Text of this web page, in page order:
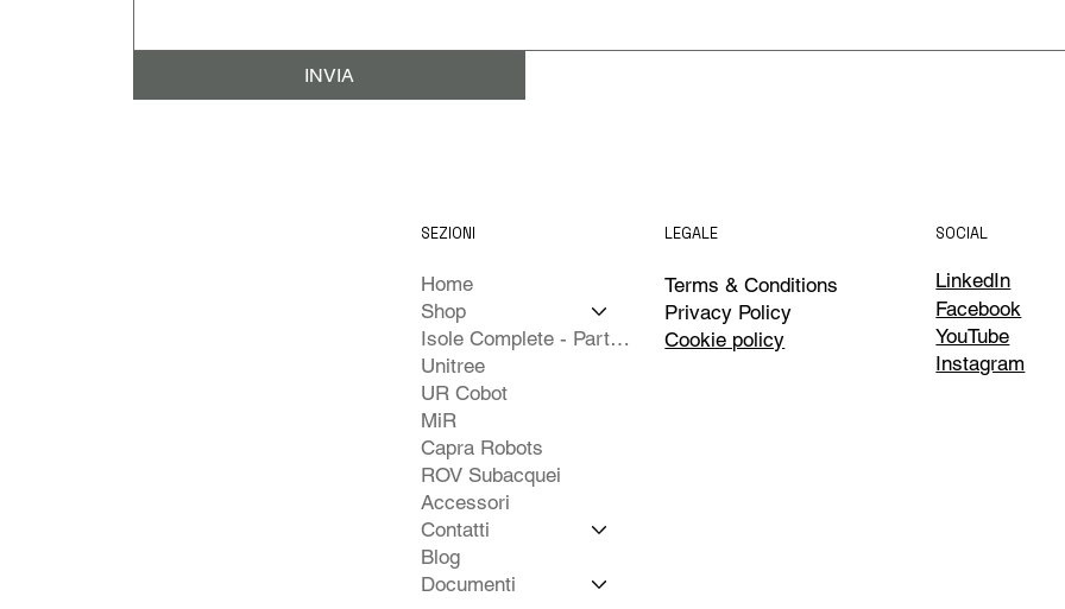
INVIA
SEZIONI
Home
Shop
Isole Complete - Partner
Unitree
UR Cobot
MiR
Capra Robots
ROV Subacquei
Accessori
Contatti
Blog
Documenti
LEGALE
Terms & Conditions
Privacy Policy
Cookie policy
SOCIAL
LinkedIn
Facebook
YouTube
Instagram